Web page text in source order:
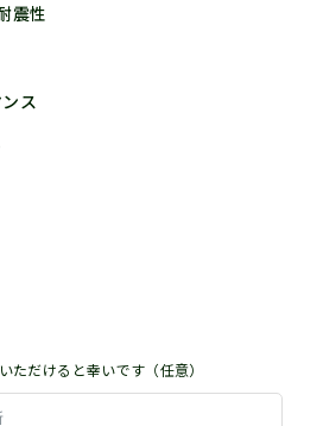
震性
ス
ただけると幸いです（任意）